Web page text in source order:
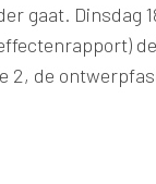
gaat. Dinsdag
2, de